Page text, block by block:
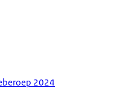
2024